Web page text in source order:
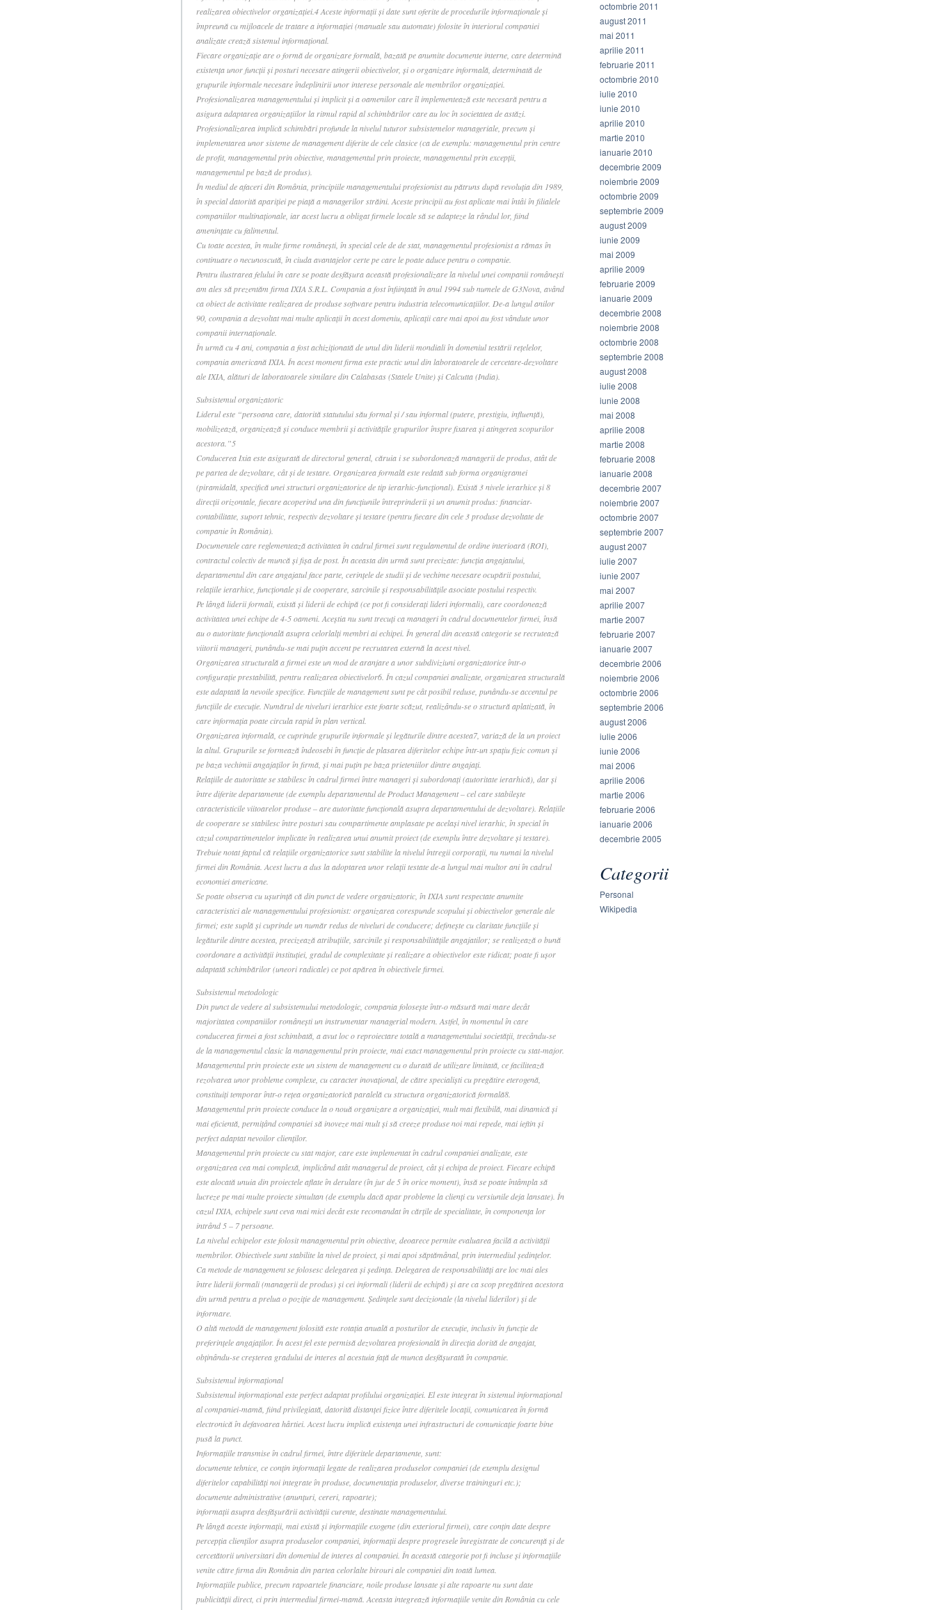
realizarea obiectivelor organizaţiei.4 Aceste informaţii şi date sunt oferite de procedurile informaţionale şi
împreună cu mijloacele de tratare a informaţiei (manuale sau automate) folosite în interiorul companiei
analizate crează sistemul informaţional.
Fiecare organizaţie are o formă de organizare formală, bazată pe anumite documente interne, care determină
existenţa unor funcţii şi posturi necesare atingerii obiectivelor, şi o organizare informală, determinată de
grupurile informale necesare îndeplinirii unor interese personale ale membrilor organizaţiei.
Profesionalizarea managementului şi implicit şi a oamenilor care îl implementează este necesară pentru a
asigura adaptarea organizaţiilor la ritmul rapid al schimbărilor care au loc în societatea de astăzi.
Profesionalizarea implică schimbări profunde la nivelul tuturor subsistemelor manageriale, precum şi
implementarea unor sisteme de management diferite de cele clasice (ca de exemplu: managementul prin centre
de profit, managementul prin obiective, managementul prin proiecte, managementul prin excepţii,
managementul pe bază de produs).
În mediul de afaceri din România, principiile managementului profesionist au pătruns după revoluţia din 1989,
în special datorită apariţiei pe piaţă a managerilor străini. Aceste principii au fost aplicate mai întâi în filialele
companiilor multinaţionale, iar acest lucru a obligat firmele locale să se adapteze la rândul lor, fiind
ameninţate cu falimentul.
Cu toate acestea, în multe firme româneşti, în special cele de de stat, managementul profesionist a rămas în
continuare o necunoscută, în ciuda avantajelor certe pe care le poate aduce pentru o companie.
Pentru ilustrarea felului în care se poate desfăşura această profesionalizare la nivelul unei companii româneşti
am ales să prezentăm firma IXIA S.R.L. Compania a fost înfiinţată în anul 1994 sub numele de G3Nova, având
ca obiect de activitate realizarea de produse software pentru industria telecomunicaţiilor. De-a lungul anilor
90, compania a dezvoltat mai multe aplicaţii în acest domeniu, aplicaţii care mai apoi au fost vândute unor
companii internaţionale.
În urmă cu 4 ani, compania a fost achiziţionată de unul din liderii mondiali în domeniul testării reţelelor,
compania americană IXIA. În acest moment firma este practic unul din laboratoarele de cercetare-dezvoltare
ale IXIA, alături de laboratoarele similare din Calabasas (Statele Unite) şi Calcutta (India).
Subsistemul organizatoric
Liderul este “persoana care, datorită statutului său formal şi / sau informal (putere, prestigiu, influenţă),
mobilizează, organizează şi conduce membrii şi activităţile grupurilor înspre fixarea şi atingerea scopurilor
acestora.”5
Conducerea Ixia este asigurată de directorul general, căruia i se subordonează managerii de produs, atât de
pe partea de dezvoltare, cât şi de testare. Organizarea formală este redată sub forma organigramei
(piramidală, specifică unei structuri organizatorice de tip ierarhic-funcţional). Există 3 nivele ierarhice şi 8
direcţii orizontale, fiecare acoperind una din funcţiunile întreprinderii şi un anumit produs: financiar-
contabilitate, suport tehnic, respectiv dezvoltare şi testare (pentru fiecare din cele 3 produse dezvoltate de
companie în România).
Documentele care reglementează activitatea în cadrul firmei sunt regulamentul de ordine interioară (ROI),
contractul colectiv de muncă şi fişa de post. În aceasta din urmă sunt precizate: funcţia angajatului,
departamentul din care angajatul face parte, cerinţele de studii şi de vechime necesare ocupării postului,
relaţiile ierarhice, funcţionale şi de cooperare, sarcinile şi responsabilităţile asociate postului respectiv.
Pe lângă liderii formali, există şi liderii de echipă (ce pot fi consideraţi lideri informali), care coordonează
activitatea unei echipe de 4-5 oameni. Aceştia nu sunt trecuţi ca manageri în cadrul documentelor firmei, însă
au o autoritate funcţională asupra celorlalţi membri ai echipei. În general din această categorie se recrutează
viitorii manageri, punându-se mai puţin accent pe recrutarea externă la acest nivel.
Organizarea structurală a firmei este un mod de aranjare a unor subdiviziuni organizatorice într-o
configuraţie prestabilită, pentru realizarea obiectivelor6. În cazul companiei analizate, organizarea structurală
este adaptată la nevoile specifice. Funcţiile de management sunt pe cât posibil reduse, punându-se accentul pe
funcţiile de execuţie. Numărul de niveluri ierarhice este foarte scăzut, realizându-se o structură aplatizată, în
care informaţia poate circula rapid în plan vertical.
Organizarea informală, ce cuprinde grupurile informale şi legăturile dintre acestea7, variază de la un proiect
la altul. Grupurile se formează îndeosebi în funcţie de plasarea diferitelor echipe într-un spaţiu fizic comun şi
pe baza vechimii angajaţilor în firmă, şi mai puţin pe baza prieteniilor dintre angajaţi.
Relaţiile de autoritate se stabilesc în cadrul firmei între manageri şi subordonaţi (autoritate ierarhică), dar şi
între diferite departamente (de exemplu departamentul de Product Management – cel care stabileşte
caracteristicile viitoarelor produse – are autoritate funcţională asupra departamentului de dezvoltare). Relaţiile
de cooperare se stabilesc între posturi sau compartimente amplasate pe acelaşi nivel ierarhic, în special în
cazul compartimentelor implicate în realizarea unui anumit proiect (de exemplu între dezvoltare şi testare).
Trebuie notat faptul că relaţiile organizatorice sunt stabilite la nivelul întregii corporaţii, nu numai la nivelul
firmei din România. Acest lucru a dus la adoptarea unor relaţii testate de-a lungul mai multor ani în cadrul
economiei americane.
Se poate observa cu uşurinţă că din punct de vedere organizatoric, în IXIA sunt respectate anumite
caracteristici ale managementului profesionist: organizarea corespunde scopului şi obiectivelor generale ale
firmei; este suplă şi cuprinde un număr redus de niveluri de conducere; defineşte cu claritate funcţiile şi
legăturile dintre acestea, precizează atribuţiile, sarcinile şi responsabilităţile angajatilor; se realizează o bună
coordonare a activităţii instituţiei, gradul de complexitate şi realizare a obiectivelor este ridicat; poate fi uşor
adaptată schimbărilor (uneori radicale) ce pot apărea în obiectivele firmei.
Subsistemul metodologic
Din punct de vedere al subsistemului metodologic, compania foloseşte într-o măsură mai mare decât
majoritatea companiilor româneşti un instrumentar managerial modern. Astfel, în momentul în care
conducerea firmei a fost schimbată, a avut loc o reproiectare totală a managementului societăţii, trecându-se
de la managementul clasic la managementul prin proiecte, mai exact managementul prin proiecte cu stat-major.
Managementul prin proiecte este un sistem de management cu o durată de utilizare limitată, ce facilitează
rezolvarea unor probleme complexe, cu caracter inovaţional, de către specialişti cu pregătire eterogenă,
constituiţi temporar într-o reţea organizatorică paralelă cu structura organizatorică formală8.
Managementul prin proiecte conduce la o nouă organizare a organizaţiei, mult mai flexibilă, mai dinamică şi
mai eficientă, permiţând companiei să inoveze mai mult şi să creeze produse noi mai repede, mai ieftin şi
perfect adaptat nevoilor clienţilor.
Managementul prin proiecte cu stat major, care este implementat în cadrul companiei analizate, este
organizarea cea mai complexă, implicând atât managerul de proiect, cât şi echipa de proiect. Fiecare echipă
este alocată unuia din proiectele aflate în derulare (în jur de 5 în orice moment), însă se poate întâmpla să
lucreze pe mai multe proiecte simultan (de exemplu dacă apar probleme la clienţi cu versiunile deja lansate). În
cazul IXIA, echipele sunt ceva mai mici decât este recomandat în cărţile de specialitate, în componenţa lor
intrând 5 – 7 persoane.
La nivelul echipelor este folosit managementul prin obiective, deoarece permite evaluarea facilă a activităţii
membrilor. Obiectivele sunt stabilite la nivel de proiect, şi mai apoi săptămânal, prin intermediul şedinţelor.
Ca metode de management se folosesc delegarea şi şedinţa. Delegarea de responsabilităţi are loc mai ales
între liderii formali (managerii de produs) şi cei informali (liderii de echipă) şi are ca scop pregătirea acestora
din urmă pentru a prelua o poziţie de management. Şedinţele sunt decizionale (la nivelul liderilor) şi de
informare.
O altă metodă de management folosită este rotaţia anuală a posturilor de execuţie, inclusiv în funcţie de
preferinţele angajaţilor. În acest fel este permisă dezvoltarea profesională în direcţia dorită de angajat,
obţinându-se creşterea gradului de interes al acestuia faţă de munca desfăşurată în companie.
Subsistemul informaţional
Subsistemul informaţional este perfect adaptat profilului organizaţiei. El este integrat în sistemul informaţional
al companiei-mamă, fiind privilegiată, datorită distanţei fizice între diferitele locaţii, comunicarea în formă
electronică în defavoarea hârtiei. Acest lucru implică existenţa unei infrastructuri de comunicaţie foarte bine
pusă la punct.
Informaţiile transmise în cadrul firmei, între diferitele departamente, sunt:
documente tehnice, ce conţin informaţii legate de realizarea produselor companiei (de exemplu designul
diferitelor capabilităţi noi integrate în produse, documentaţia produselor, diverse traininguri etc.);
documente administrative (anunţuri, cereri, rapoarte);
informaţii asupra desfăşurării activităţii curente, destinate managementului.
Pe lângă aceste informaţii, mai există şi informaţiile exogene (din exteriorul firmei), care conţin date despre
percepţia clienţilor asupra produselor companiei, informaţii despre progresele înregistrate de concurenţă şi de
cercetătorii universitari din domeniul de interes al companiei. În această categorie pot fi incluse şi informaţiile
venite către firma din România din partea celorlalte birouri ale companiei din toată lumea.
Informaţiile publice, precum rapoartele financiare, noile produse lansate şi alte rapoarte nu sunt date
publicităţii direct, ci prin intermediul firmei-mamă. Aceasta integrează informaţiile venite din România cu cele
octombrie 2011
august 2011
mai 2011
aprilie 2011
februarie 2011
octombrie 2010
iulie 2010
iunie 2010
aprilie 2010
martie 2010
ianuarie 2010
decembrie 2009
noiembrie 2009
octombrie 2009
septembrie 2009
august 2009
iunie 2009
mai 2009
aprilie 2009
februarie 2009
ianuarie 2009
decembrie 2008
noiembrie 2008
octombrie 2008
septembrie 2008
august 2008
iulie 2008
iunie 2008
mai 2008
aprilie 2008
martie 2008
februarie 2008
ianuarie 2008
decembrie 2007
noiembrie 2007
octombrie 2007
septembrie 2007
august 2007
iulie 2007
iunie 2007
mai 2007
aprilie 2007
martie 2007
februarie 2007
ianuarie 2007
decembrie 2006
noiembrie 2006
octombrie 2006
septembrie 2006
august 2006
iulie 2006
iunie 2006
mai 2006
aprilie 2006
martie 2006
februarie 2006
ianuarie 2006
decembrie 2005
Categorii
Personal
Wikipedia